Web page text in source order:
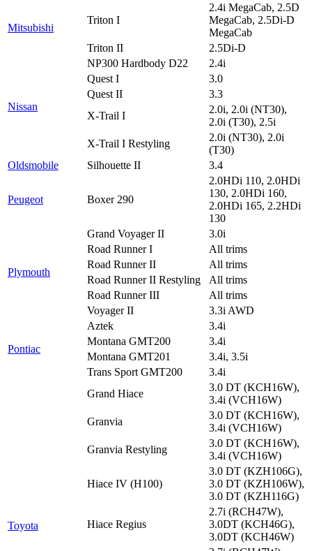
Mitsubishi
Triton I
2.4i MegaCab, 2.5D
MegaCab, 2.5Di-D
MegaCab
Triton II
2.5Di-D
Nissan
NP300 Hardbody D22
2.4i
Quest I
3.0
Quest II
3.3
X-Trail I
2.0i, 2.0i (NT30),
2.0i (T30), 2.5i
X-Trail I Restyling
2.0i (NT30), 2.0i
(T30)
Oldsmobile
Silhouette II 3.4
Peugeot Boxer 290
2.0HDi 110, 2.0HDi
130, 2.0HDi 160,
2.0HDi 165, 2.2HDi
130
Plymouth
Grand Voyager II
3.0i
Road Runner I
All trims
Road Runner II
All trims
Road Runner II Restyling
All trims
Road Runner III
All trims
Voyager II
3.3i AWD
Pontiac
Aztek
3.4i
Montana GMT200
3.4i
Montana GMT201
3.4i, 3.5i
Trans Sport GMT200
3.4i
Toyota
Grand Hiace
3.0 DT (KCH16W),
3.4i (VCH16W)
Granvia
3.0 DT (KCH16W),
3.4i (VCH16W)
Granvia Restyling
3.0 DT (KCH16W),
3.4i (VCH16W)
Hiace IV (H100)
3.0 DT (KZH106G),
3.0 DT (KZH106W),
3.0 DT (KZH116G)
Hiace Regius
2.7i (RCH47W),
3.0DT (KCH46G),
3.0DT (KCH46W)